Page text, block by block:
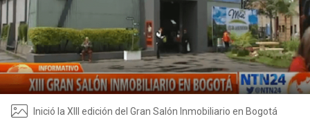
Inició la XIII edición del Gran Salón Inmobiliario en Bogotá